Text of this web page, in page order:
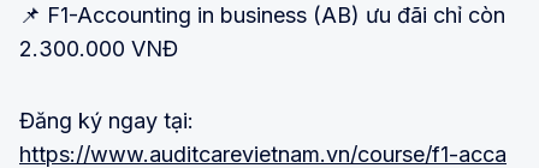
📌 F1-Accounting in business (AB) ưu đãi chỉ còn
2.300.000 VNĐ
Đăng ký ngay tại:
https://www.auditcarevietnam.vn/course/f1-acca